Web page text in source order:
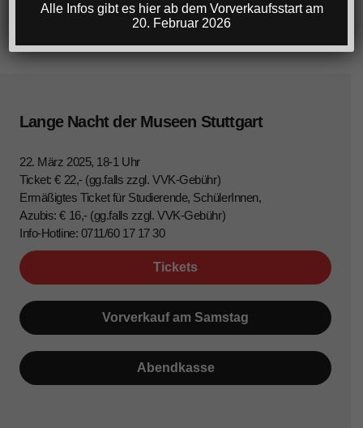
Lange Nacht der Museen Stuttgart
22. März 2025, 18-1 Uhr
Ticket: € 22,- (gg.falls zzgl. VVK-Gebühr)
Ermäßigtes Ticket für Studierende, SchülerInnen,
Azubis: € 16,- (gg.falls zzgl. VVK-Gebühr)
Info-Hotline: 0711/60 17 17 30
Tickets
Vorverkauf am Samstag
Abendkasse
Alle Infos gibt es hier ab dem Vorverkaufsstart am
20. Februar 2026